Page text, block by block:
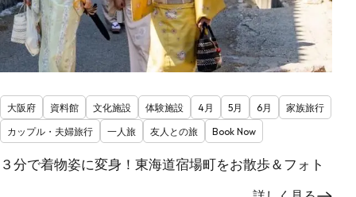
大阪府 資料館 文化施設 体験施設 4月 5月 6月
家族旅行
カップル・夫婦旅行
一人旅 友人との旅 Book Now
３分で着物姿に変身！東海道宿場町をお散歩＆フォト